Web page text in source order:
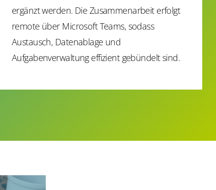
ergänzt werden. Die Zusammenarbeit erfolgt
remote über Microsoft Teams, sodass
Austausch, Datenablage und
Aufgabenverwaltung effizient gebündelt sind.